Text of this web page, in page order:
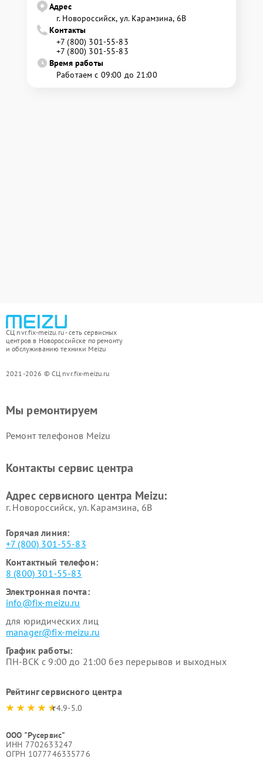
Адрес
г. Новороссийск, ул. Карамзина, 6В
Контакты
+7 (800) 301-55-83
+7 (800) 301-55-83
Время работы
Работаем с 09:00 до 21:00
СЦ nvr.fix-meizu.ru - сеть сервисных
центров в Новороссийске по ремонту
и обслуживанию техники Meizu
2021-2026 © СЦ nvr.fix-meizu.ru
Мы ремонтируем
Ремонт телефонов Meizu
Контакты сервис центра
Адрес сервисного центра Meizu:
г. Новороссийск, ул. Карамзина, 6В
Горячая линия:
+7 (800) 301-55-83
Контактный телефон:
8 (800) 301-55-83
Электронная почта:
info@fix-meizu.ru
для юридических лиц
manager@fix-meizu.ru
График работы:
ПН-ВСК с 9:00 до 21:00 без перерывов и выходных
Рейтинг сервисного центра
4.9-5.0
ООО "Русервис"
ИНН 7702633247
ОГРН 1077746335776